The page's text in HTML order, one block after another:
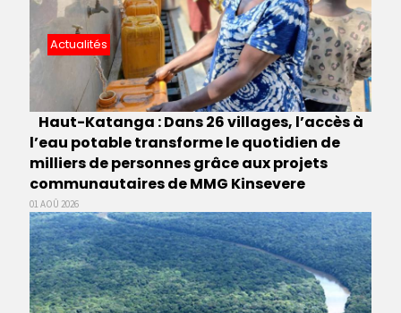
Actualités
Haut-Katanga : Dans 26 villages, l’accès à
l’eau potable transforme le quotidien de
milliers de personnes grâce aux projets
communautaires de MMG Kinsevere
01 AOÛ 2026